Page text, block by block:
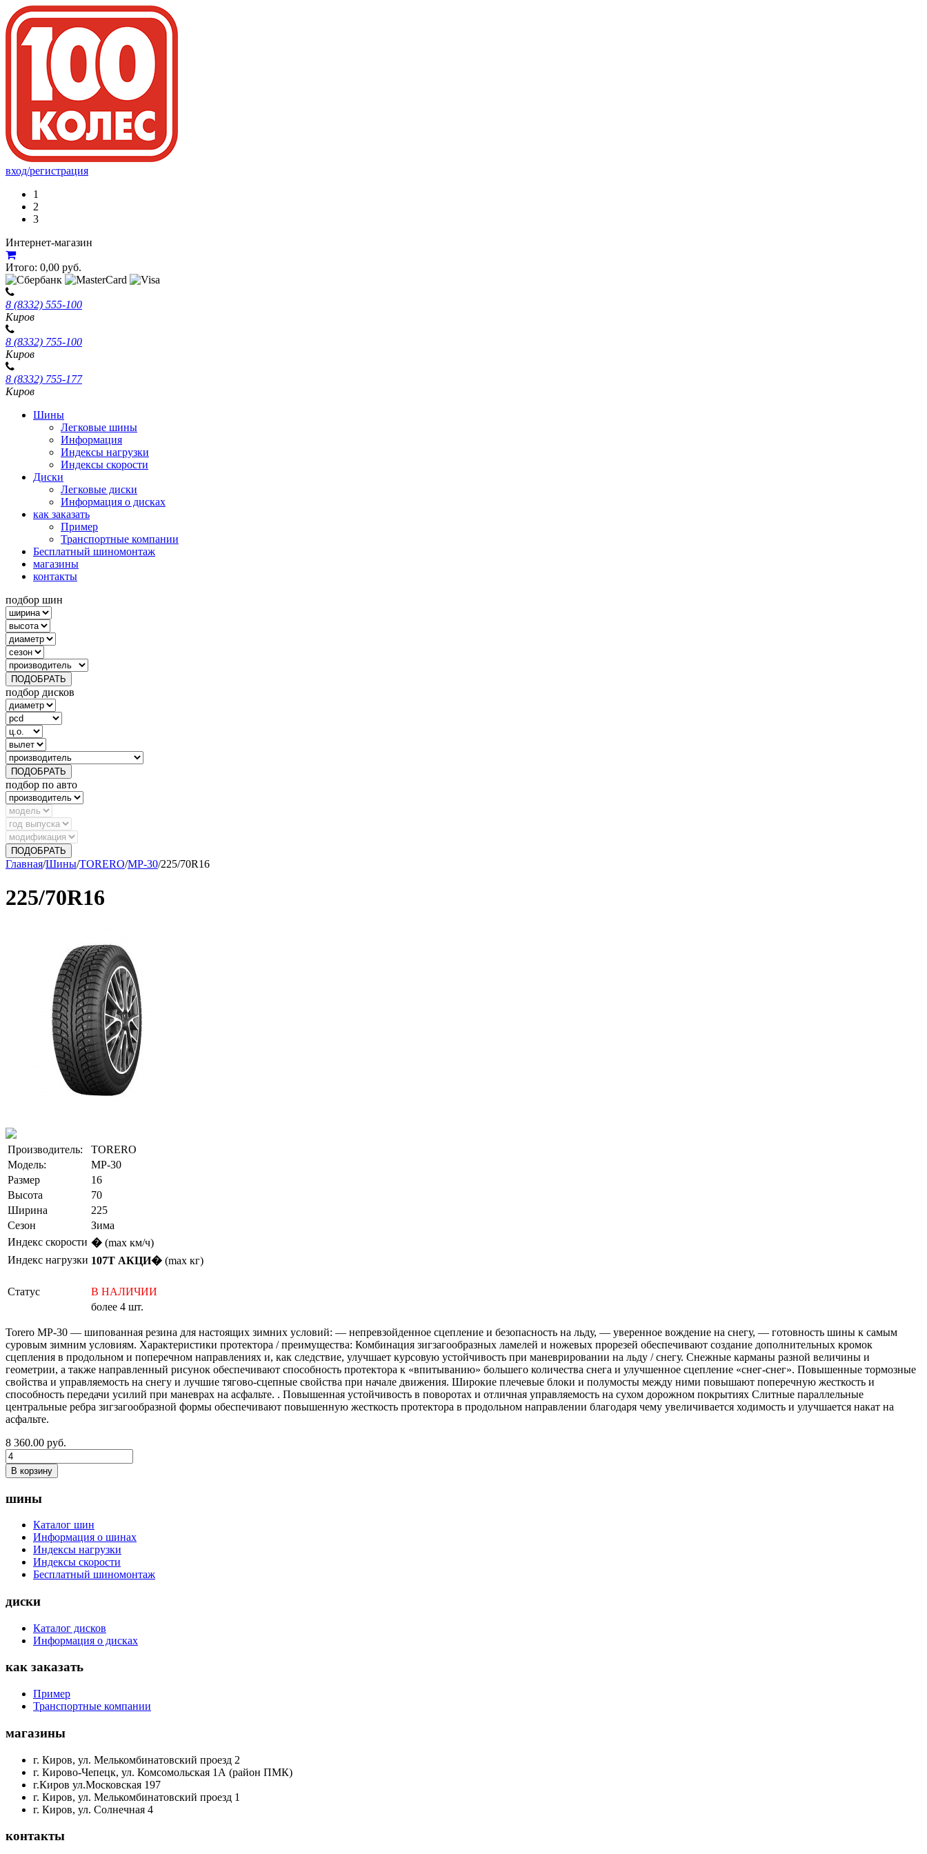
вход/регистрация
1
2
3
Интернет-магазин
Итого: 0,00 руб.
8 (8332) 555-100
Киров
8 (8332) 755-100
Киров
8 (8332) 755-177
Киров
Шины
Легковые шины
Информация
Индексы нагрузки
Индексы скорости
Диски
Легковые диски
Информация о дисках
как заказать
Пример
Транспортные компании
Бесплатный шиномонтаж
магазины
контакты
подбор шин
ПОДОБРАТЬ
подбор дисков
ПОДОБРАТЬ
подбор по авто
ПОДОБРАТЬ
Главная/Шины/TORERO/MP-30/225/70R16
225/70R16
Производитель:
TORERO
Модель:
MP-30
Размер
16
Высота
70
Ширина
225
Сезон
Зима
Индекс скорости � (max км/ч)
Индекс нагрузки 107T АКЦИ� (max кг)
Статус
В НАЛИЧИИ
более 4 шт.
Torero MP-30 — шипованная резина для настоящих зимних условий: — непревзойденное сцепление и безопасность на льду, — уверенное вождение на снегу, — готовность шины к самым
суровым зимним условиям. Характеристики протектора / преимущества: Комбинация зигзагообразных ламелей и ножевых прорезей обеспечивают создание дополнительных кромок
сцепления в продольном и поперечном направлениях и, как следствие, улучшает курсовую устойчивость при маневрировании на льду / снегу. Снежные карманы разной величины и
геометрии, а также направленный рисунок обеспечивают способность протектора к «впитыванию» большего количества снега и улучшенное сцепление «снег-снег». Повышенные тормозные
свойства и управляемость на снегу и лучшие тягово-сцепные свойства при начале движения. Широкие плечевые блоки и полумосты между ними повышают поперечную жесткость и
способность передачи усилий при маневрах на асфальте. . Повышенная устойчивость в поворотах и отличная управляемость на сухом дорожном покрытиях Слитные параллельные
центральные ребра зигзагообразной формы обеспечивают повышенную жесткость протектора в продольном направлении благодаря чему увеличивается ходимость и улучшается накат на
асфальте.
8 360.00 руб.
В корзину
шины
Каталог шин
Информация о шинах
Индексы нагрузки
Индексы скорости
Бесплатный шиномонтаж
диски
Каталог дисков
Информация о дисках
как заказать
Пример
Транспортные компании
магазины
г. Киров, ул. Мелькомбинатовский проезд 2
г. Кирово-Чепецк, ул. Комсомольская 1А (район ПМК)
г.Киров ул.Московская 197
г. Киров, ул. Мелькомбинатовский проезд 1
г. Киров, ул. Солнечная 4
контакты